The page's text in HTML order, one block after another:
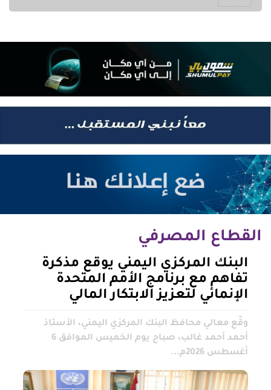
القطاع المصرفي
البنك المركزي اليمني يوقع مذكرة
تفاهم مع برنامج الأمم المتحدة
الإنمائي لتعزيز الابتكار المالي
وقّع معالي محافظ البنك المركزي اليمني، الأستاذ
أحمد أحمد غالب، صباح يوم الخميس الموافق 6
أغسطس 2026م...